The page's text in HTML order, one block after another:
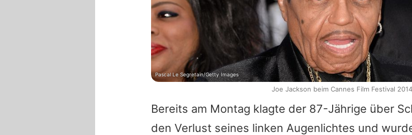
Bereits am Montag klagte der 87-Jährige über
den Verlust seines linken Augenlichtes und
Pascal Le Segretain/Getty Images
Joe Jackson beim Cannes Film Festival 2014